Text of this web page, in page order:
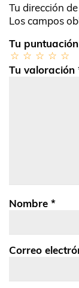
Tu dirección
Los campos
Tu puntuación
Tu valoración
Nombre *
Correo